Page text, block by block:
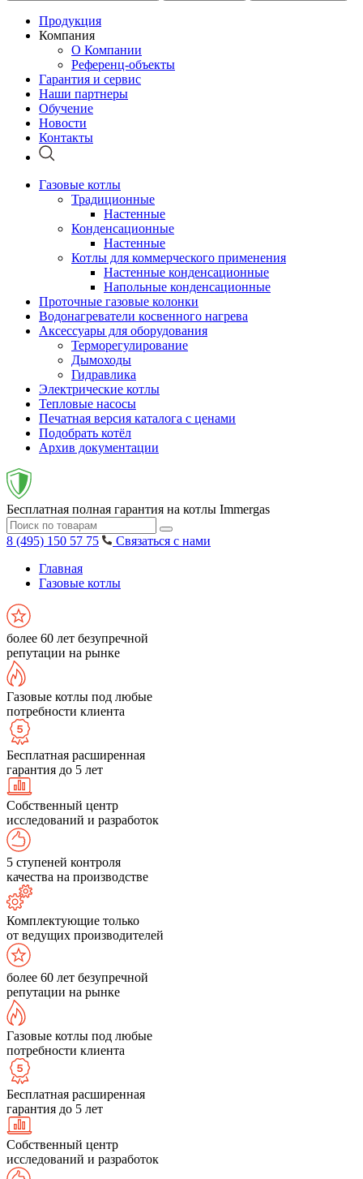
Продукция
Компания
О Компании
Референц-объекты
Гарантия и сервис
Наши партнеры
Обучение
Новости
Контакты
Газовые котлы
Традиционные
Настенные
Конденсационные
Настенные
Котлы для коммерческого применения
Настенные конденсационные
Напольные конденсационные
Проточные газовые колонки
Водонагреватели косвенного нагрева
Аксессуары для оборудования
Терморегулирование
Дымоходы
Гидравлика
Электрические котлы
Тепловые насосы
Печатная версия каталога с ценами
Подобрать котёл
Архив документации
Бесплатная полная гарантия на котлы Immergas
8 (495) 150 57 75
Связаться с нами
Главная
Газовые котлы
более 60 лет безупречной
репутации на рынке
Газовые котлы под любые
потребности клиента
Бесплатная расширенная
гарантия до 5 лет
Собственный центр
исследований и разработок
5 ступеней контроля
качества на производстве
Комплектующие только
от ведущих производителей
более 60 лет безупречной
репутации на рынке
Газовые котлы под любые
потребности клиента
Бесплатная расширенная
гарантия до 5 лет
Собственный центр
исследований и разработок